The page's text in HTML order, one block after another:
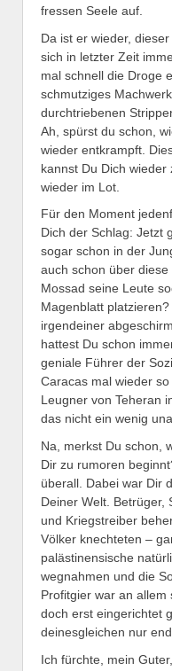
fressen Seele auf.
Da ist er wieder,
sich in letzter Zeit
mal schnell die Droge
schmutziges
durchtriebenen
Ah, spürst du schon,
wieder entkrampft.
kannst Du Dich
wieder im Lot.
Für den Moment
Dich der Schlag: Jetzt
sogar schon in der
auch schon über
Mossad seine Leute
Magenblatt platzieren?
irgendeiner
hattest Du schon
geniale Führer der
Caracas mal wieder
Leugner von Teheran
das nicht ein wenig
Na, merkst Du schon,
Dir zu rumoren
überall. Dabei war Dir
Deiner Welt. Betrüger,
und Kriegstreiber
Völker knechteten –
palästinensische
wegnahmen und die
Profitgier war an allem
doch erst eingerichtet
deinesgleichen nur
Ich fürchte, mein